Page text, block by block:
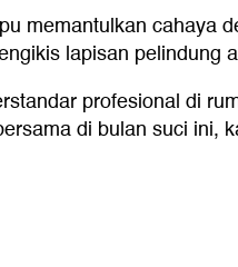
memantulkan cahaya
lapisan pelindung
profesional di
di bulan suci ini,